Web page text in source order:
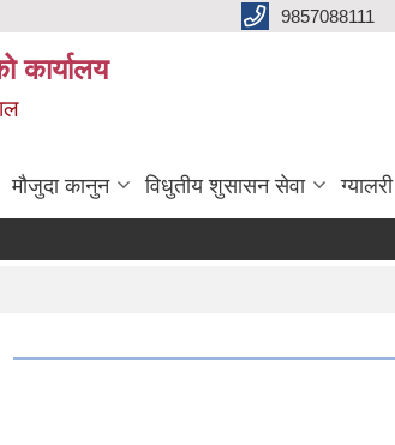
9857088111
कार्यालय
मौजुदा कानुन विधुतीय शुसासन सेवा ग्यालरी